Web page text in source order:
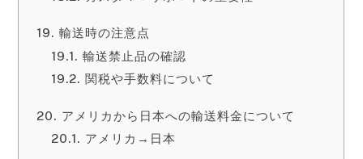
輸送時の注意点
輸送禁止品の確認
関税や手数料について
アメリカから日本への輸送料金について
アメリカ→日本